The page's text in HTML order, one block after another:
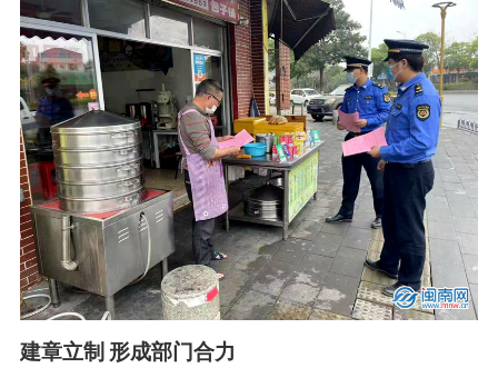
建章立制 形成部门合力